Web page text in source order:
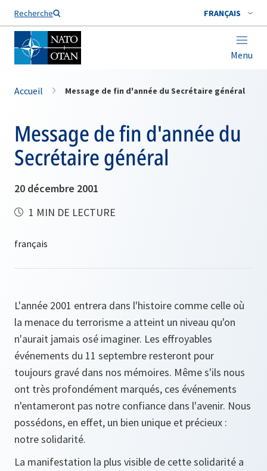
Recherche FRANÇAIS
Menu
Nom de famille*
Accueil Message de fin d'année du Secrétaire général
Message de fin d'année du
Secrétaire général
20 décembre 2001
1 MIN DE LECTURE
L'année 2001 entrera dans l'histoire comme celle où
la menace du terrorisme a atteint un niveau qu'on
n'aurait jamais osé imaginer. Les effroyables
événements du 11 septembre resteront pour
toujours gravé dans nos mémoires. Même s'ils nous
ont très profondément marqués, ces événements
n'entameront pas notre confiance dans l'avenir. Nous
possédons, en effet, un bien unique et précieux :
notre solidarité.
La manifestation la plus visible de cette solidarité a